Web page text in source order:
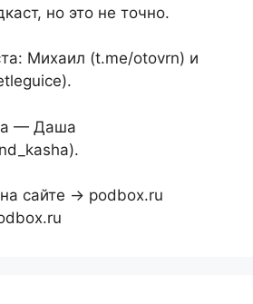
но это не точно.
Михаил (t.me/otovrn) и
— Даша
сайте → podbox.ru